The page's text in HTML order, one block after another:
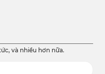
và nhiều hơn nữa.